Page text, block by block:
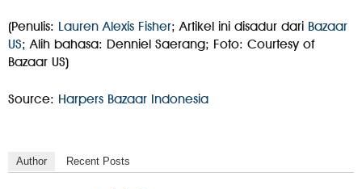
(Penulis: Lauren Alexis Fisher; Artikel ini disadur dari Bazaar
US; Alih bahasa: Denniel Saerang; Foto: Courtesy of
Bazaar US)
Source: Harpers Bazaar Indonesia
Author Recent Posts